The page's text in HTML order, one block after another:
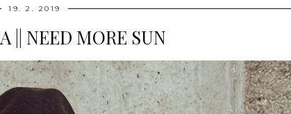
19. 2. 2019
|| NEED MORE SUN